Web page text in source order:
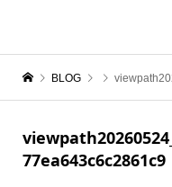
BLOG
77ea643c6c2861c9